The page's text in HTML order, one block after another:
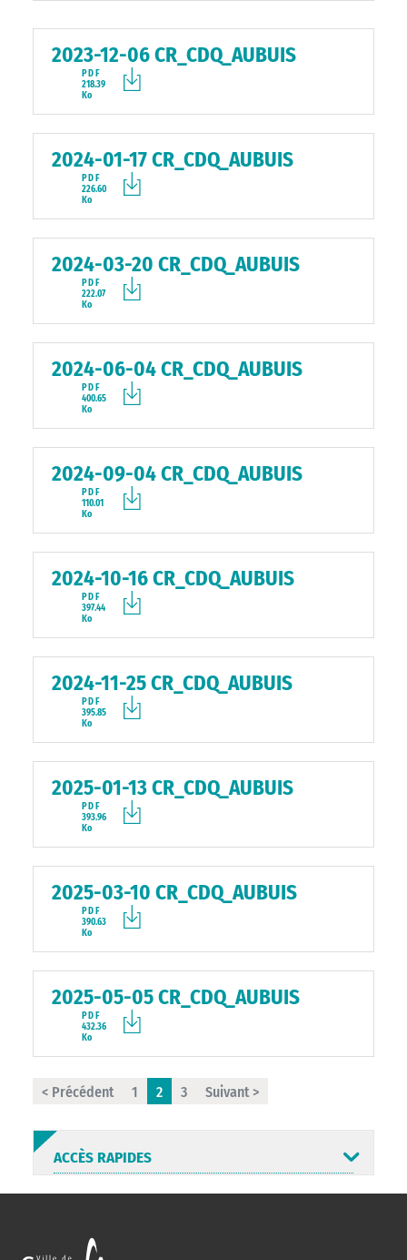
2023-12-06 CR_CDQ_AUBUIS
PDF
218.39
Ko
2024-01-17 CR_CDQ_AUBUIS
PDF
226.60
Ko
2024-03-20 CR_CDQ_AUBUIS
PDF
222.07
Ko
2024-06-04 CR_CDQ_AUBUIS
PDF
400.65
Ko
2024-09-04 CR_CDQ_AUBUIS
PDF
110.01
Ko
2024-10-16 CR_CDQ_AUBUIS
PDF
397.44
Ko
2024-11-25 CR_CDQ_AUBUIS
PDF
395.85
Ko
2025-01-13 CR_CDQ_AUBUIS
PDF
393.96
Ko
2025-03-10 CR_CDQ_AUBUIS
PDF
390.63
Ko
2025-05-05 CR_CDQ_AUBUIS
PDF
432.36
Ko
< Précédent 1 2 3 Suivant >
ACCÈS RAPIDES